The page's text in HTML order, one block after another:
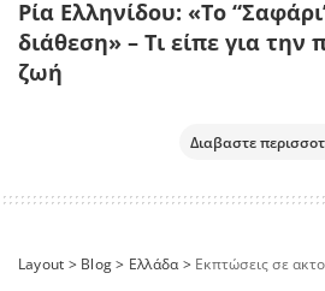
Ρία Ελληνίδου: «Το
διάθεση» – Τι είπε για
ζωή
Διαβαστε
Layout > Blog> Ελλάδα> Εκπτώσεις σε ακτοπλοϊκά και